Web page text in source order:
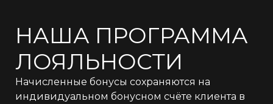
НАША ПРОГРАММА
ЛОЯЛЬНОСТИ
Начисленные бонусы сохраняются на
индивидуальном бонусном счёте клиента в